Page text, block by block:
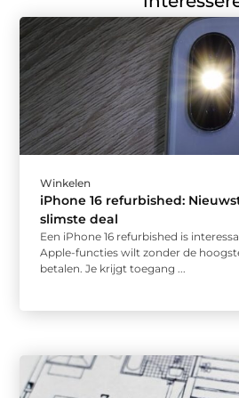
Winkelen
iPhone 16 refurbished:
slimste deal
Een iPhone 16 refurbished is
Apple-functies wilt zonder de
betalen. Je krijgt toegang ...